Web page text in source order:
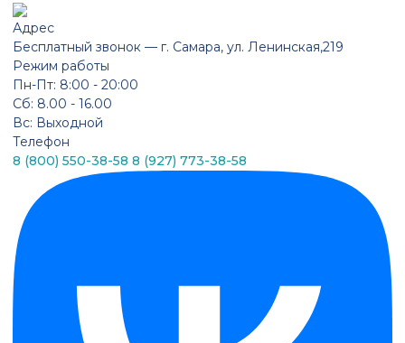
Адрес
Бесплатный звонок — г. Самара, ул. Ленинская,219
Режим работы
Пн-Пт: 8:00 - 20:00
Сб: 8.00 - 16.00
Вс: Выходной
Телефон
8 (800) 550-38-58 8 (927) 773-38-58